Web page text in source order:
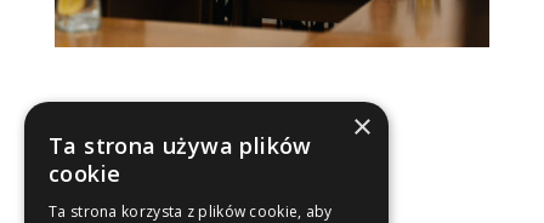
×
Ta strona używa plików
cookie
Ta strona korzysta z plików cookie, aby